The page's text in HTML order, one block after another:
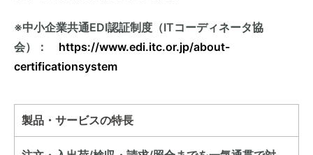
※中小企業共通EDI認証制度（ITコーディネータ協
会）： https://www.edi.itc.or.jp/about-
certificationsystem
製品・サービスの特長